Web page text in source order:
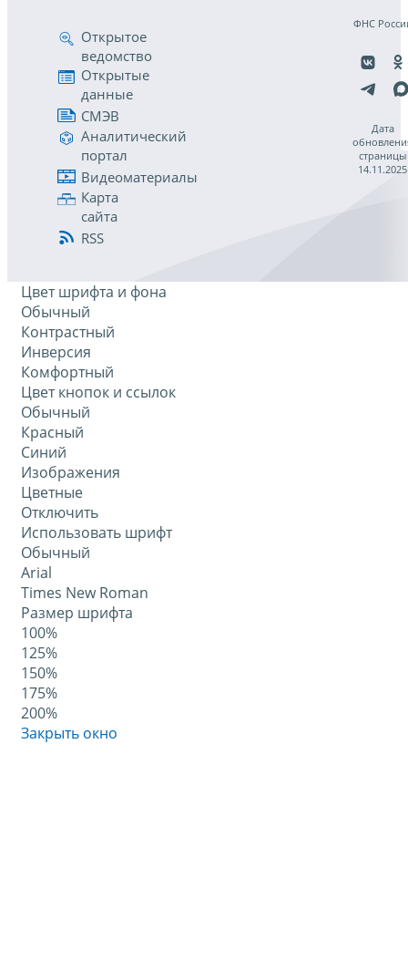
Открытое
ведомство
Открытые
данные
СМЭВ
Аналитический
портал
Видеоматериалы
Карта
сайта
RSS
ФНС
Дата
страницы
14.11.2025
Цвет шрифта и фона
Обычный
Контрастный
Инверсия
Комфортный
Цвет кнопок и ссылок
Обычный
Красный
Синий
Изображения
Цветные
Отключить
Использовать шрифт
Обычный
Arial
Times New Roman
Размер шрифта
100%
125%
150%
175%
200%
Закрыть окно